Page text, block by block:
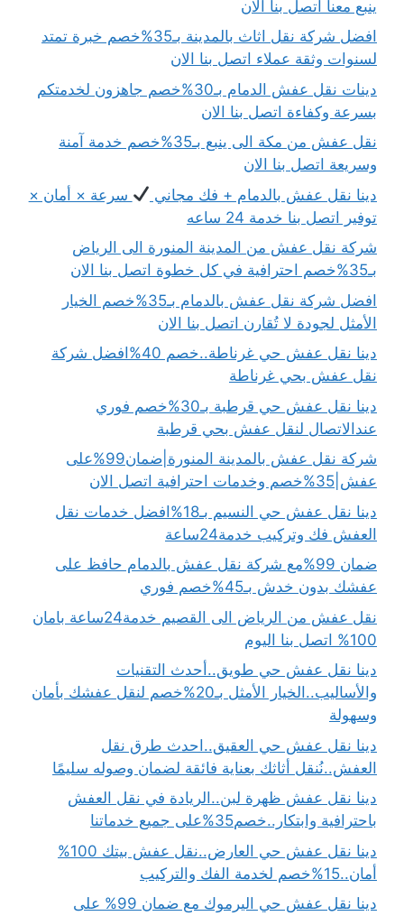
ينبع معنا اتصل بنا الان
افضل شركة نقل اثاث بالمدينة بـ35%خصم خبرة تمتد
لسنوات وثقة عملاء اتصل بنا الان
دينات نقل عفش الدمام بـ30%خصم جاهزون لخدمتكم
بسرعة وكفاءة اتصل بنا الان
نقل عفش من مكة الى ينبع بـ35%خصم خدمة آمنة
وسريعة اتصل بنا الان
دينا نقل عفش بالدمام + فك مجاني
سرعة × أمان ×
توفير اتصل بنا خدمة 24 ساعه
شركة نقل عفش من المدينة المنورة الى الرياض
بـ35%خصم احترافية في كل خطوة اتصل بنا الان
افضل شركة نقل عفش بالدمام بـ35%خصم الخيار
الأمثل لجودة لا تُقارن اتصل بنا الان
دينا نقل عفش حي غرناطة..خصم 40%افضل شركة
نقل عفش بحي غرناطة
دينا نقل عفش حي قرطبة بـ30%خصم فوري
عندالاتصال لنقل عفش بحي قرطبة
شركة نقل عفش بالمدينة المنورة|ضمان99%على
عفش|35%خصم وخدمات احترافية اتصل الان
دينا نقل عفش حي النسيم بـ18%افضل خدمات نقل
العفش فك وتركيب خدمة24ساعة
ضمان 99%مع شركة نقل عفش بالدمام حافظ على
عفشك بدون خدش بـ45%خصم فوري
نقل عفش من الرياض الى القصيم خدمة24ساعة بامان
100% اتصل بنا اليوم
دينا نقل عفش حي طويق..أحدث التقنيات
والأساليب..الخيار الأمثل بـ20%خصم لنقل عفشك بأمان
وسهولة
دينا نقل عفش حي العقيق..احدث طرق نقل
العفش..نُنقل أثاثك بعناية فائقة لضمان وصوله سليمًا
دينا نقل عفش ظهرة لبن..الريادة في نقل العفش
باحترافية وابتكار..خصم35%على جميع خدماتنا
دينا نقل عفش حي العارض..نقل عفش بيتك 100%
أمان..15%خصم لخدمة الفك والتركيب
دينا نقل عفش حي اليرموك مع ضمان 99% على